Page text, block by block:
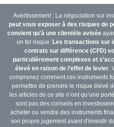
Avertissement : La négociation sur
peut vous exposer à des risques de
convient qu'à une clientèle avisée
un tel risque. Les transactions sur
contrats sur différence (CFD)
particulièrement complexes et
élevé en raison de l’effet de levier.
comprenez comment ces instruments
permettre de prendre le risque élevé
les articles de ce site n’ont qu’une
sont pas des conseils en
acheter ou vendre des instruments
son propre jugement avant d'investir